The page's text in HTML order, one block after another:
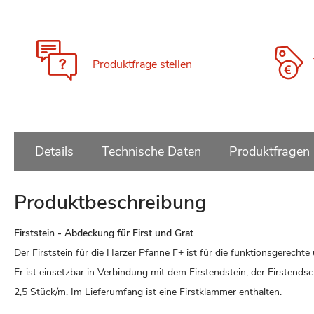
Bildgalerie
springen
Produktfrage stellen
Details Technische Daten Produktfragen
Produktbeschreibung
Firststein - Abdeckung für First und Grat
Der Firststein für die Harzer Pfanne F+ ist für die
Er ist einsetzbar in Verbindung mit dem Firstendstein, der
2,5 Stück/m. Im Lieferumfang ist eine Firstklammer enthalten.